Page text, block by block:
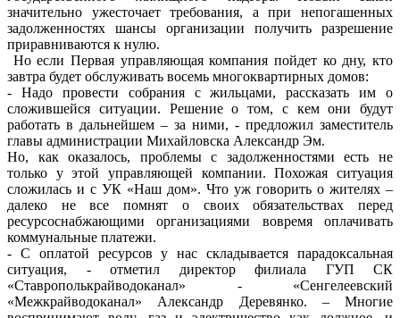
значительно ужесточает требования, а при непогашенных
задолженностях шансы организации получить разрешение
приравниваются к нулю.
Но если Первая управляющая компания пойдет ко дну, кто
завтра будет обслуживать восемь многоквартирных домов:
- Надо провести собрания с жильцами, рассказать им о
сложившейся ситуации. Решение о том, с кем они будут
работать в дальнейшем – за ними, - предложил заместитель
главы администрации Михайловска Александр Эм.
Но, как оказалось, проблемы с задолженностями есть не
только у этой управляющей компании. Похожая ситуация
сложилась и с УК «Наш дом». Что уж говорить о жителях –
далеко не все помнят о своих обязательствах перед
ресурсоснабжающими организациями вовремя оплачивать
коммунальные платежи.
- С оплатой ресурсов у нас складывается парадоксальная
ситуация, - отметил директор филиала ГУП СК
«Ставрополькрайводоканал» - «Сенгелеевский
«Межкрайводоканал» Александр Деревянко. – Многие